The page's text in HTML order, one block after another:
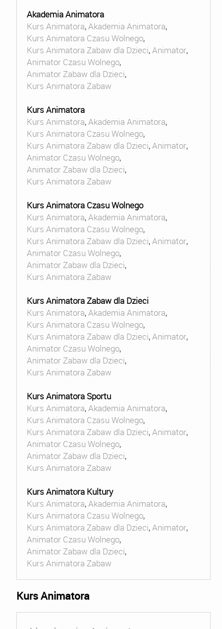
Akademia Animatora
Kurs Animatora,Akademia Animatora,
Kurs Animatora Czasu Wolnego,
Kurs Animatora Zabaw dla Dzieci,Animator,
Animator Czasu Wolnego,
Animator Zabaw dla Dzieci,
Kurs Animatora Zabaw
Kurs Animatora
Kurs Animatora,Akademia Animatora,
Kurs Animatora Czasu Wolnego,
Kurs Animatora Zabaw dla Dzieci,Animator,
Animator Czasu Wolnego,
Animator Zabaw dla Dzieci,
Kurs Animatora Zabaw
Kurs Animatora Czasu Wolnego
Kurs Animatora,Akademia Animatora,
Kurs Animatora Czasu Wolnego,
Kurs Animatora Zabaw dla Dzieci,Animator,
Animator Czasu Wolnego,
Animator Zabaw dla Dzieci,
Kurs Animatora Zabaw
Kurs Animatora Zabaw dla Dzieci
Kurs Animatora,Akademia Animatora,
Kurs Animatora Czasu Wolnego,
Kurs Animatora Zabaw dla Dzieci,Animator,
Animator Czasu Wolnego,
Animator Zabaw dla Dzieci,
Kurs Animatora Zabaw
Kurs Animatora Sportu
Kurs Animatora,Akademia Animatora,
Kurs Animatora Czasu Wolnego,
Kurs Animatora Zabaw dla Dzieci,Animator,
Animator Czasu Wolnego,
Animator Zabaw dla Dzieci,
Kurs Animatora Zabaw
Kurs Animatora Kultury
Kurs Animatora,Akademia Animatora,
Kurs Animatora Czasu Wolnego,
Kurs Animatora Zabaw dla Dzieci,Animator,
Animator Czasu Wolnego,
Animator Zabaw dla Dzieci,
Kurs Animatora Zabaw
Kurs Animatora